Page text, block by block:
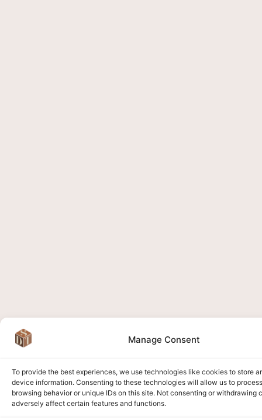
Manage Consent
To provide the best experiences, we use technologies like cookies to store
device information. Consenting to these technologies will allow us to
browsing behavior or unique IDs on this site. Not consenting or withdrawing
adversely affect certain features and functions.